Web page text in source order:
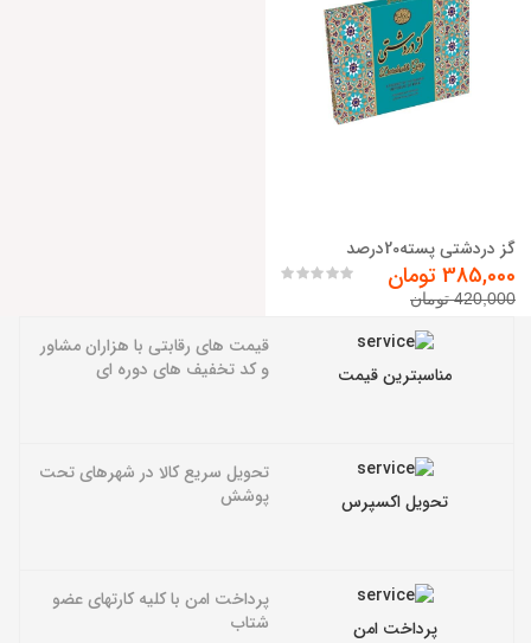
گز دردشتي پسته20درصد
385,000 تومان
420,000 تومان
مناسبترین قیمت
قیمت های رقابتی با هزاران مشاور
و کد تخفیف های دوره ای
تحویل اکسپرس
تحویل سریع کالا در شهرهای تحت
پوشش
پرداخت امن
پرداخت امن با کلیه کارتهای عضو
شتاب